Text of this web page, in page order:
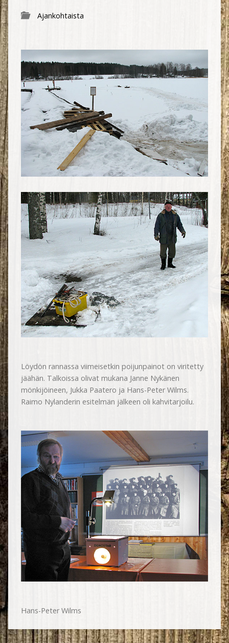
Ajankohtaista
Löydön rannassa viimeisetkin poijunpainot on viritetty
jäähän. Talkoissa olivat mukana Janne Nykänen
mönkijöineen, Jukka Paatero ja Hans-Peter Wilms.
Raimo Nylanderin esitelmän jälkeen oli kahvitarjoilu.
Hans-Peter Wilms